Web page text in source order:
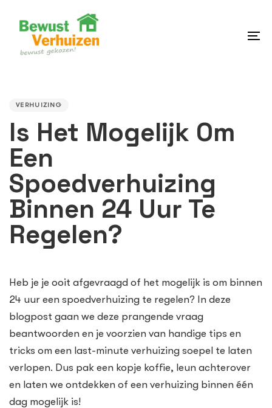
content
VERHUIZING
Is Het Mogelijk Om
Een
Spoedverhuizing
Binnen 24 Uur Te
Regelen?
Heb je je ooit afgevraagd of het mogelijk is om binnen
24 uur een spoedverhuizing te regelen? In deze
blogpost gaan we deze prangende vraag
beantwoorden en je voorzien van handige tips en
tricks om een last-minute verhuizing soepel te laten
verlopen. Dus pak een kopje koffie, leun achterover
en laten we ontdekken of een verhuizing binnen één
dag mogelijk is!